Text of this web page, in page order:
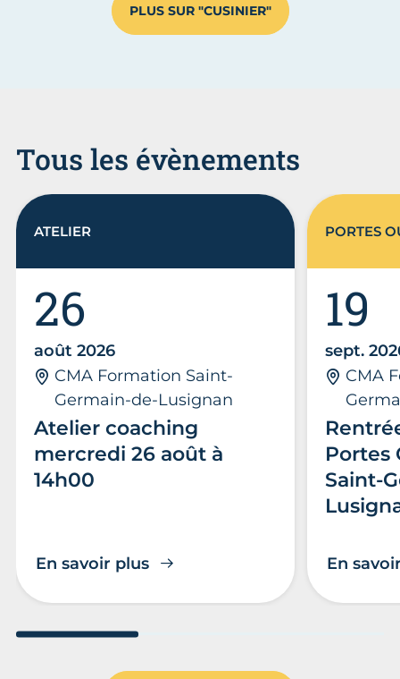
PLUS SUR "CUSINIER"
Tous les évènements
Atelier coaching
mercredi 26 août à
14h00
26
août 2026
CMA Formation Saint-
Germain-de-Lusignan
En savoir plus
ATELIER
Portes
Saint-
19
sept.
CMA
En
PORTES